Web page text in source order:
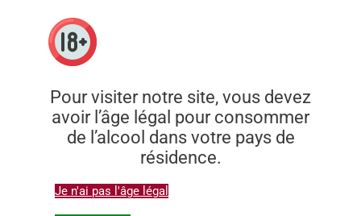
Pour visiter notre site, vous devez
avoir l’âge légal pour consommer
de l’alcool dans votre pays de
résidence.
Je n'ai pas l'âge légal